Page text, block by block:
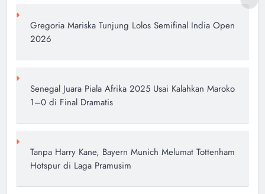
Gregoria Mariska Tunjung Lolos Semifinal India Open
2026
Senegal Juara Piala Afrika 2025 Usai Kalahkan Maroko
1–0 di Final Dramatis
Tanpa Harry Kane, Bayern Munich Melumat Tottenham
Hotspur di Laga Pramusim